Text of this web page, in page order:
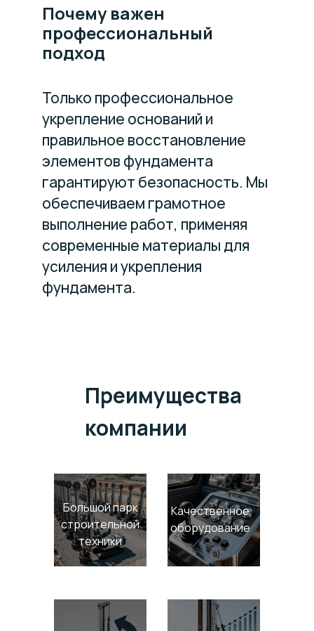
Почему важен
профессиональный
подход
Только профессиональное
укрепление оснований и
правильное восстановление
элементов фундамента
гарантируют безопасность. Мы
обеспечиваем грамотное
выполнение работ, применяя
современные материалы для
усиления и укрепления
фундамента.
Большой парк
строительной
техники
Качественное
оборудование
Преимущества
компании